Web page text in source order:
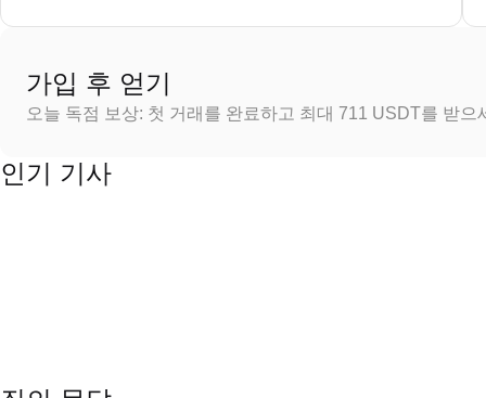
가입 후 얻기
오늘 독점 보상: 첫 거래를 완료하고 최대 711 USDT를 받으
인기 기사